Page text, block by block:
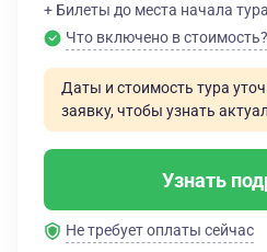
+ Билеты до места начала тура
Что включено в стоимость?
Даты и стоимость тура
заявку, чтобы узнать
Узнать
Не требует оплаты сейчас